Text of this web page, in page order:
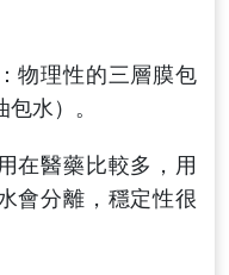
物理性的三層膜包
水）。
在醫藥比較多，用
會分離，穩定性很